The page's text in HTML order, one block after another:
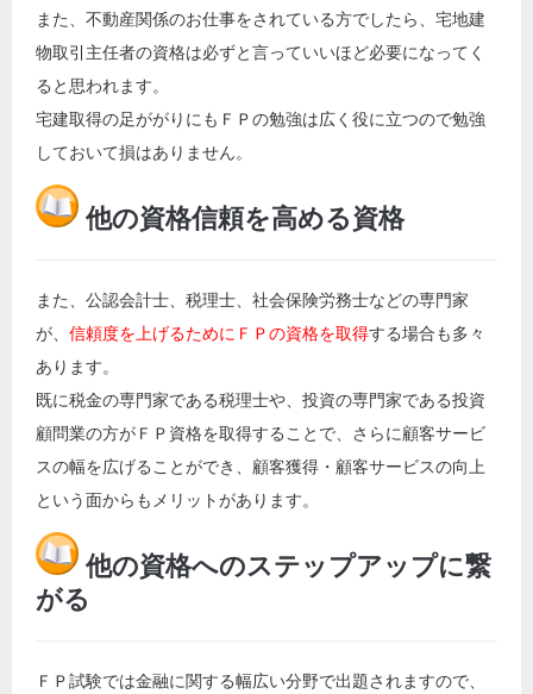
また、不動産関係のお仕事をされている方でしたら、宅地建
物取引主任者の資格は必ずと言っていいほど必要になってく
ると思われます。
宅建取得の足ががりにもＦＰの勉強は広く役に立つので勉強
しておいて損はありません。
他の資格信頼を高める資格
また、公認会計士、税理士、社会保険労務士などの専門家
が、 信頼度を上げるためにＦＰの資格を取得する場合も多々
あります。
既に税金の専門家である税理士や、投資の専門家である投資
顧問業の方がＦＰ資格を取得することで、さらに顧客サービ
スの幅を広げることができ、顧客獲得・顧客サービスの向上
という面からもメリットがあります。
他の資格へのステップアップに繋
がる
ＦＰ試験では金融に関する幅広い分野で出題されますので、